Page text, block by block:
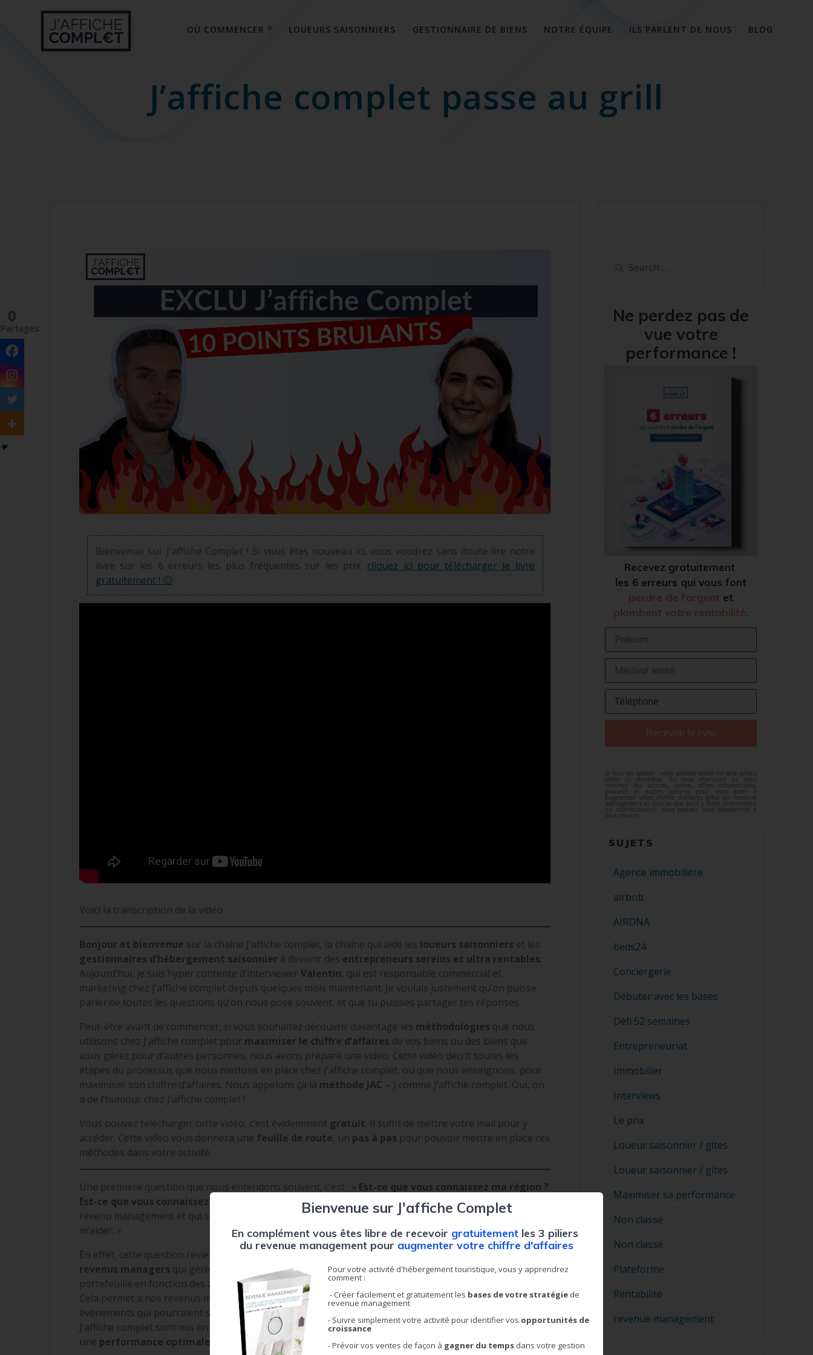
OÙ COMMENCER ? LOUEURS SAISONNIERS GESTIONNAIRE DE BIENS NOTRE ÉQUIPE ILS PARLENT DE NOUS BLOG
J’affiche complet passe au grill
Bienvenue sur J'affiche Complet ! Si vous êtes nouveau ici, vous voudrez sans doute lire notre
livre sur les 6 erreurs les plus fréquentes sur les prix. cliquez ici pour télécharger le livre
gratuitement ! 🙂
Voici la transcription de la vidéo :
Bonjour et bienvenue sur la chaîne J’affiche complet, la chaîne qui aide les loueurs saisonniers et les
gestionnaires d’hébergement saisonnier à devenir des entrepreneurs sereins et ultra rentables.
Aujourd’hui, je suis hyper contente d’interviewerValentin, qui est responsable commercial et
marketing chez J’affiche complet depuis quelques mois maintenant. Je voulais justement qu’on puisse
parler de toutes les questions qu’on nous pose souvent, et que tu puisses partager tes réponses.
Peut-être avant de commencer, si vous souhaitez découvrir davantage les méthodologies que nous
utilisons chez J’affiche complet pour maximiser le chiffre d’affaires de vos biens ou des biens que
vous gérez pour d’autres personnes, nous avons préparé une vidéo. Cette vidéo décrit toutes les
étapes du processus que nous mettons en place chez J’affiche complet, ou que nous enseignons, pour
maximiser son chiffre d’affaires. Nous appelons ça la méthode JAC – J comme J’affiche complet. Oui, on
a de l’humour chez J’affiche complet !
Vous pouvez télécharger cette vidéo, c’est évidemment gratuit. Il suffit de mettre votre mail pour y
accéder. Cette vidéo vous donnera une feuille de route, un pas à pas pour pouvoir mettre en place ces
méthodes dans votre activité.
Une première question que nous entendons souvent, c’est : « Est-ce que vous connaissez ma région ?
Est-ce que vous connaissez ma ville ?
» Ce sont des personnes qui veulent faire prendre en charge le
revenu management et qui se disent : « Si vous ne connaissez pas ma ville, vous ne pourrez pas
m’aider. »
En effet, cette question revient assez fréquemment. Sur la partie prestation de services, nous avons des
revenus managers qui gèrent des portefeuilles, et dans leur portefeuille, nous orientons un peu leur
portefeuille en fonction des zones géographiques
. Ce sont des grandes zones, pas forcément par ville.
Cela permet à nos revenus managers d’avoir desaxes de prioritéselon leurs connaissances, les
événements qui pourraient se passer, etc. Donc oui, nos revenus managers et notre processus chez
J’affiche complet sont mis en place pour que nos experts aient toutes les cartes en main afin d’assurer
une performance optimale
0
Partages
Search
Ne perdez pas de
vue votre
performance !
Recevez gratuitement
les 6 erreurs qui vous font
perdre de l'argent et
plombent votre rentabilité.
Recevoir le livre
Je hais les spams : votre adresse email ne sera jamais
cédée ni revendue. En vous inscrivant ici, vous
recevrez des articles, vidéos, offres commerciales,
podcasts et autres conseils pour vous aider à
augmenter votre chiffre d'affaires grâce au revenue
management et tout ce qui peut y aider directement
ou indirectement. Vous pouvez vous désabonner à
tout instant.
SUJETS
Agence immobilière
airbnb
AIRDNA
beds24
Conciergerie
Débuter avec les bases
Défi 52 semaines
Entrepreneuriat
Immobilier
Interviews
Le prix
Loueur saisonnier / gites
Loueur saisonnier / gites
Maximiser sa performance
Non classé
Non classé
Plateforme
Rentabilité
revenue management
Bienvenue sur J'affiche Complet
En complément vous êtes libre de recevoir gratuitement les 3 piliers
du revenue management pour augmenter votre chiffre d'affaires
Pour votre activité d'hébergement touristique, vous y apprendrez
comment :
- Créer facilement et gratuitement les bases de votre stratégie de
revenue management
- Suivre simplement votre activité pouridentifier vos opportunités de
croissance
- Prévoir vos ventes de façon à gagner du temps dans votre gestion